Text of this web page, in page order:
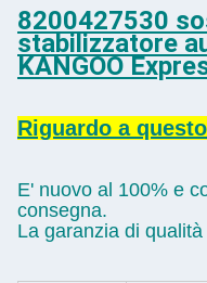
8200427530
stabilizzatore
KANGOO
Riguardo a
E' nuovo al 100% e
consegna.
La garanzia di